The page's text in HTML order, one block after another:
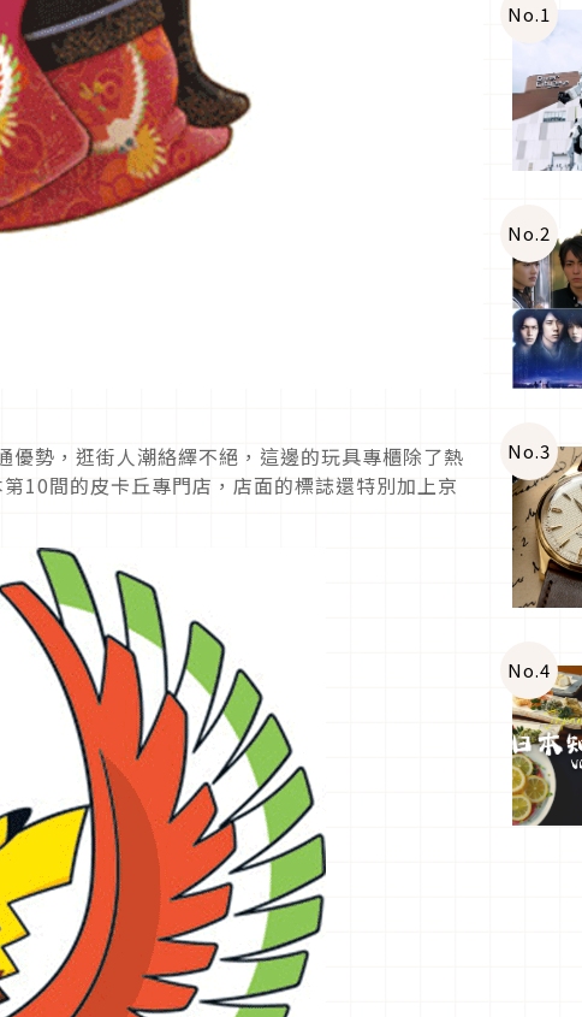
勢，逛街人潮絡繹不絕，這邊的玩具專櫃除了熱
10間的皮卡丘專門店，店面的標誌還特別加上京
No.1
No.2
No.3
No.4